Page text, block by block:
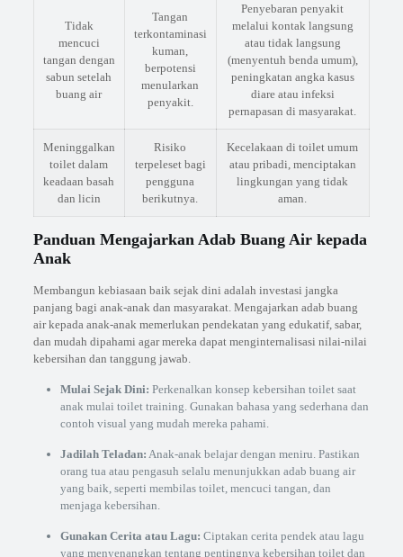
Tidak
mencuci
tangan dengan
sabun setelah
buang air
Tangan
terkontaminasi
kuman,
berpotensi
menularkan
penyakit.
Penyebaran penyakit
melalui kontak langsung
atau tidak langsung
(menyentuh benda umum),
peningkatan angka kasus
diare atau infeksi
pernapasan di masyarakat.
Meninggalkan
toilet dalam
keadaan basah
dan licin
Risiko
terpeleset bagi
pengguna
berikutnya.
Kecelakaan di toilet umum
atau pribadi, menciptakan
lingkungan yang tidak
aman.
Panduan Mengajarkan Adab Buang Air kepada
Anak
Membangun kebiasaan baik sejak dini adalah investasi jangka
panjang bagi anak-anak dan masyarakat. Mengajarkan adab buang
air kepada anak-anak memerlukan pendekatan yang edukatif, sabar,
dan mudah dipahami agar mereka dapat menginternalisasi nilai-nilai
kebersihan dan tanggung jawab.
Mulai Sejak Dini: Perkenalkan konsep kebersihan toilet saat
anak mulai toilet training. Gunakan bahasa yang sederhana dan
contoh visual yang mudah mereka pahami.
Jadilah Teladan: Anak-anak belajar dengan meniru. Pastikan
orang tua atau pengasuh selalu menunjukkan adab buang air
yang baik, seperti membilas toilet, mencuci tangan, dan
menjaga kebersihan.
Gunakan Cerita atau Lagu: Ciptakan cerita pendek atau lagu
yang menyenangkan tentang pentingnya kebersihan toilet dan